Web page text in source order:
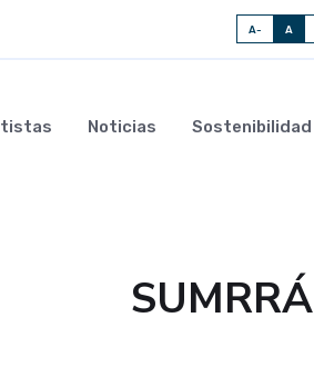
A- A
Noticias Sostenibilidad
SUMRRÁ